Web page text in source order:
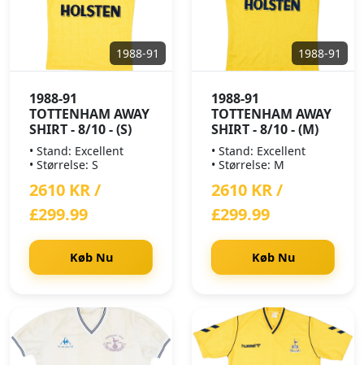
1988-91
1988-91
TOTTENHAM AWAY
SHIRT - 8/10 - (S)
• Stand: Excellent
• Størrelse: S
2610 KR /
£299.99
Køb Nu
1988-91
1988-91
TOTTENHAM AWAY
SHIRT - 8/10 - (M)
• Stand: Excellent
• Størrelse: M
2610 KR /
£299.99
Køb Nu